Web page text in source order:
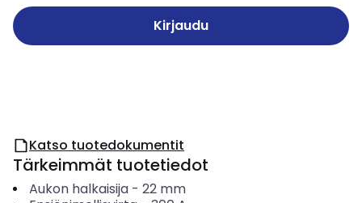
Kirjaudu
Katso tuotedokumentit
Tärkeimmät tuotetiedot
Aukon halkaisija- 22 mm